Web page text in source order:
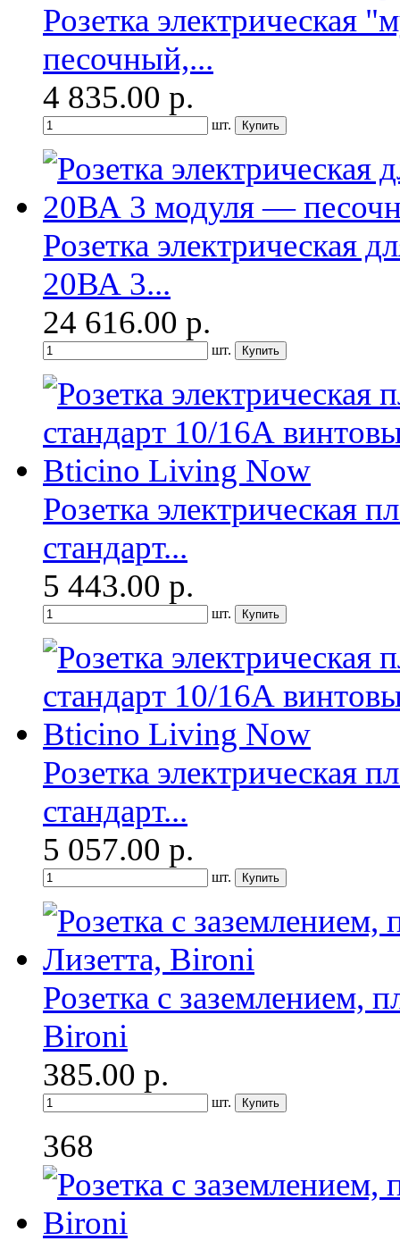
Розетка электрическая
песочный,...
4 835.00 р.
шт.
Розетка электрическая
20ВА 3...
24 616.00 р.
шт.
Розетка электрическая
стандарт...
5 443.00 р.
шт.
Розетка электрическая
стандарт...
5 057.00 р.
шт.
Розетка с заземлением,
Bironi
385.00 р.
шт.
368